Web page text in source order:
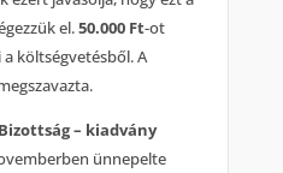
el.50.000 Ft-ot
költségvetésből. A
– kiadvány
ünnepelte